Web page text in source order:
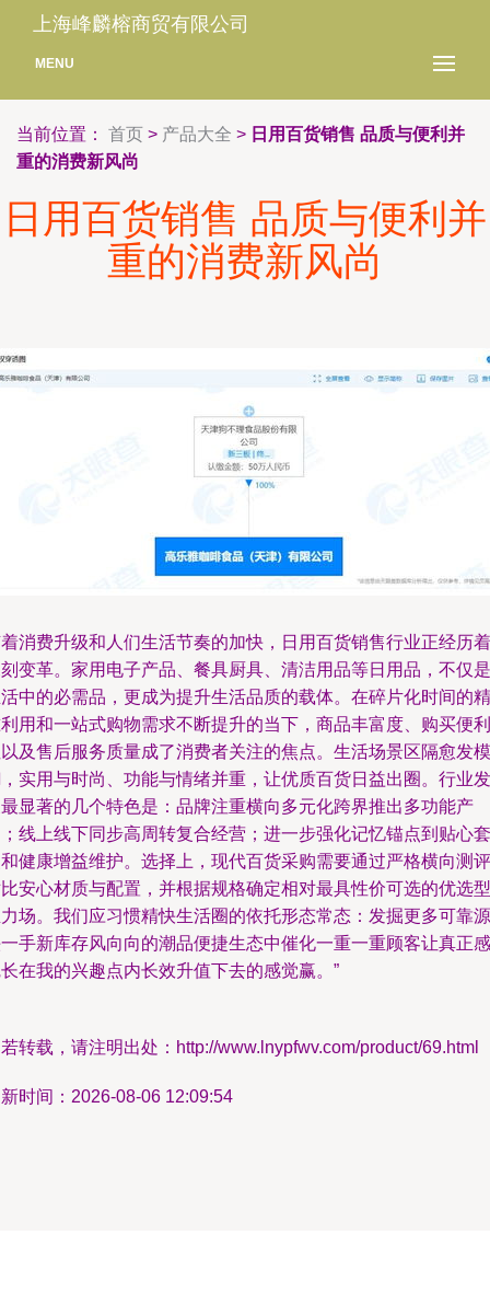
上海峰麟榕商贸有限公司
MENU
当前位置： 首页 > 产品大全 > 日用百货销售 品质与便利并
重的消费新风尚
日用百货销售 品质与便利并
重的消费新风尚
消费升级和人们生活节奏的加快，日用百货销售行业正经历着
变革。家用电子产品、餐具厨具、清洁用品等日用品，不仅是
中的必需品，更成为提升生活品质的载体。在碎片化时间的精
用和一站式购物需求不断提升的当下，商品丰富度、购买便利
及售后服务质量成了消费者关注的焦点。生活场景区隔愈发模
实用与时尚、功能与情绪并重，让优质百货日益出圈。行业发
显著的几个特色是：品牌注重横向多元化跨界推出多功能产
线上线下同步高周转复合经营；进一步强化记忆锚点到贴心套
健康增益维护。选择上，现代百货采购需要通过严格横向测评
安心材质与配置，并根据规格确定相对最具性价可选的优选型
场。我们应习惯精快生活圈的依托形态常态：发掘更多可靠源
手新库存风向向的潮品便捷生态中催化一重一重顾客让真正感
在我的兴趣点内长效升值下去的感觉赢。”
转载，请注明出处：http://www.lnypfwv.com/product/69.html
时间：2026-08-06 12:09:54